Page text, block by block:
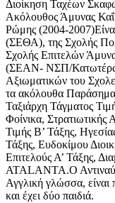
Διοίκηση Ταχέων
Ακόλουθος Άμυνας
Ρώμης (2004-
(ΣΕΘΑ), της Σχολής
Σχολής Επιτελών
(ΣΕΑΝ- ΝΣΠ/
Αξιωματικών του
τα ακόλουθα
Ταξιάρχη Τάγματος
Φοίνικα, Στρατιωτικής
Τιμής Β’ Τάξης,
Τάξης, Ευδοκίμου
Επιτελούς Α’ Τάξης,
ATALANTA.Ο
Αγγλική γλώσσα, είναι
και έχει δύο παιδιά.